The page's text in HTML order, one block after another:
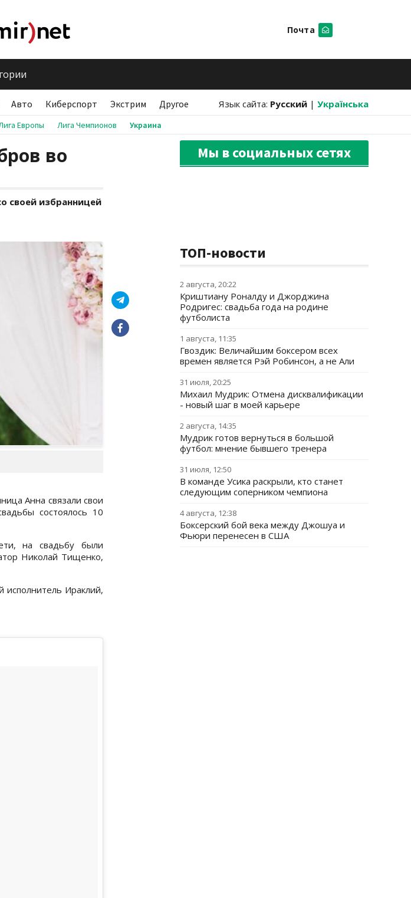
Почта
Авто Киберспорт Экстрим Другое Язык сайта: Русский | Українська
Европы Лига Чемпионов Украина
во
своей избранницей
Анна связали свои
состоялось 10
на свадьбу были
Николай Тищенко,
исполнитель Ираклий,
Мы в социальных сетях
ТОП-новости
2 августа, 20:22
Криштиану Роналду и Джорджина
Родригес: свадьба года на родине
футболиста
1 августа, 11:35
Гвоздик: Величайшим боксером всех
времен является Рэй Робинсон, а не Али
31 июля, 20:25
Михаил Мудрик: Отмена дисквалификации
- новый шаг в моей карьере
2 августа, 14:35
Мудрик готов вернуться в большой
футбол: мнение бывшего тренера
31 июля, 12:50
В команде Усика раскрыли, кто станет
следующим соперником чемпиона
4 августа, 12:38
Боксерский бой века между Джошуа и
Фьюри перенесен в США